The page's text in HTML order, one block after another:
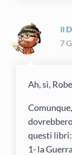
Il
7
Ah, sì,
questi libri:
1- la